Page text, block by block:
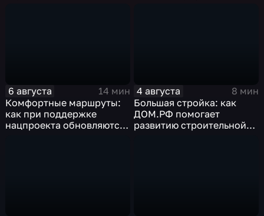
6 августа
14 мин
Комфортные маршруты:
как при поддержке
нацпроекта обновляются
4 августа
8 мин
Большая стройка: как
ДОМ.РФ помогает
развитию строительной